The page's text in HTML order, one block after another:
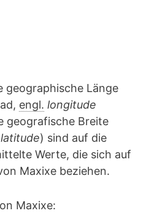
geographische Länge
engl. longitude
geografische Breite
latitude) sind auf die
Werte, die sich auf
Maxixe beziehen.
Maxixe: